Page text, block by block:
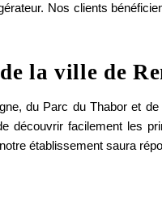
Nos clients
la ville de
du Parc du Thabor et
découvrir facilement les
établissement saura